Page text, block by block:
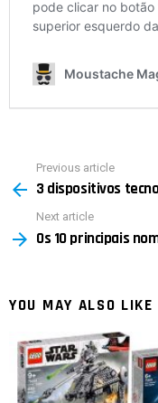
more
Previous article
3 dispositivos
Next article
Os 10 principais
YOU MAY ALSO LIKE